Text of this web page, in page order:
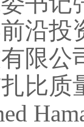
沿投
限公
比质